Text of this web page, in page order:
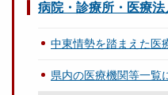
病院・診療所・医療法
中東情勢を踏まえた医
県内の医療機関等一覧